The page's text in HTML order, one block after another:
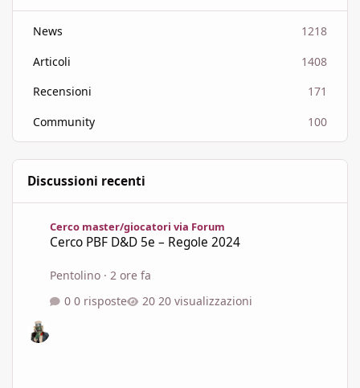
News
1218
Articoli
1408
Recensioni
171
Community
100
Discussioni recenti
Cerco master/giocatori via Forum
Cerco PBF D&D 5e – Regole 2024
Pentolino ·2 ore fa
0 risposte
20 visualizzazioni